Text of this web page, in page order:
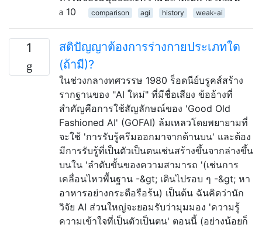
10
comparison agi history weak-ai
1
สติปัญญาต้องการร่างกายประเภทใด
(ถ้ามี)?
ในช่วงกลางทศวรรษ 1980 ร็อดนีย์บรูคส์สร้าง
รากฐานของ "AI ใหม่" ที่มีชื่อเสียง ข้ออ้างที่
สำคัญคือการใช้สัญลักษณ์ของ 'Good Old
Fashioned AI' (GOFAI) ล้มเหลวโดยพยายามที่
จะใช้ 'การรับรู้ครีมออกมาจากด้านบน' และต้อง
มีการรับรู้ที่เป็นตัวเป็นตนเช่นสร้างขึ้นจากล่างขึ้น
บนใน 'ลำดับขั้นของความสามารถ '(เช่นการ
เคลื่อนไหวพื้นฐาน -&gt; เดินไปรอบ ๆ -&gt; หา
อาหารอย่างกระตือรือร้น) เป็นต้น ฉันคิดว่านัก
วิจัย AI ส่วนใหญ่จะยอมรับว่ามุมมอง 'ความรู้
ความเข้าใจที่เป็นตัวเป็นตน' ตอนนี้ (อย่างน้อยก็